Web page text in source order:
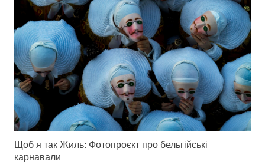
Щоб я так Жиль: Фотопроєкт про бельгійські
карнавали